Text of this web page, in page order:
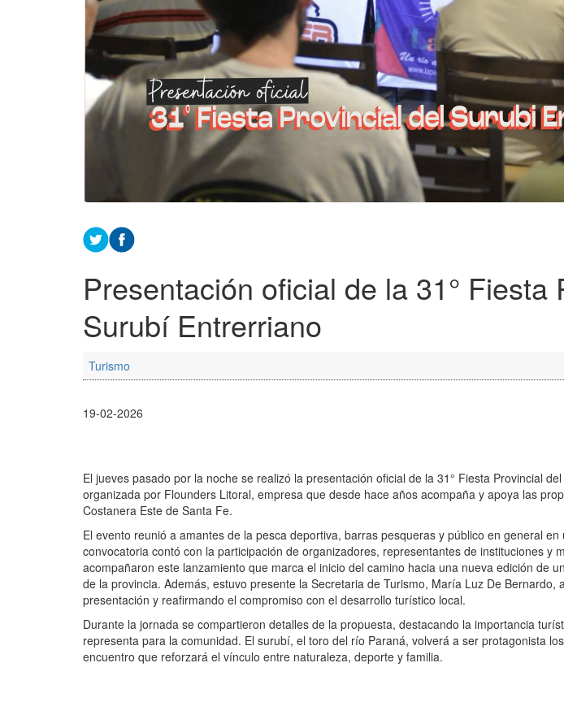
Presentación oficial de la 31° Fiesta
Surubí Entrerriano
Turismo
19-02-2026
El jueves pasado por la noche se realizó la presentación oficial de la 31° Fiesta Provincial
organizada por Flounders Litoral, empresa que desde hace años acompaña y apoya las
Costanera Este de Santa Fe.
El evento reunió a amantes de la pesca deportiva, barras pesqueras y público en general
convocatoria contó con la participación de organizadores, representantes de instituciones y
acompañaron este lanzamiento que marca el inicio del camino hacia una nueva edición de
de la provincia. Además, estuvo presente la Secretaria de Turismo, María Luz De Bernardo,
presentación y reafirmando el compromiso con el desarrollo turístico local.
Durante la jornada se compartieron detalles de la propuesta, destacando la importancia
representa para la comunidad. El surubí, el toro del río Paraná, volverá a ser protagonista
encuentro que reforzará el vínculo entre naturaleza, deporte y familia.